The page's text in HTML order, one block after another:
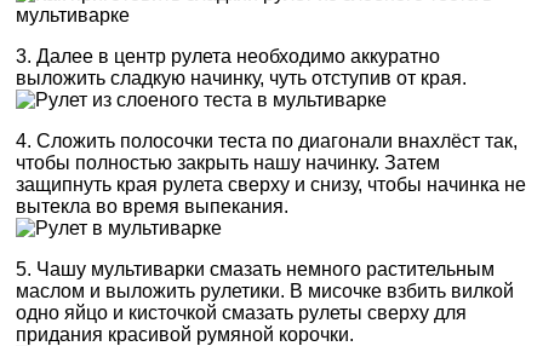
3. Далее в центр рулета необходимо аккуратно
выложить сладкую начинку, чуть отступив от края.
4. Сложить полосочки теста по диагонали внахлёст так,
чтобы полностью закрыть нашу начинку. Затем
защипнуть края рулета сверху и снизу, чтобы начинка не
вытекла во время выпекания.
5. Чашу мультиварки смазать немного растительным
маслом и выложить рулетики. В мисочке взбить вилкой
одно яйцо и кисточкой смазать рулеты сверху для
придания красивой румяной корочки.